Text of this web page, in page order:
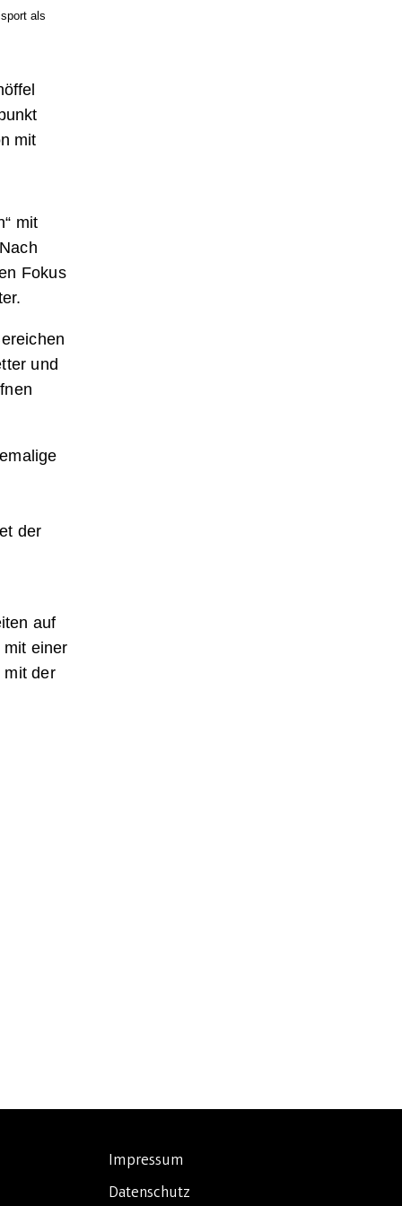
als
mit
mit
Fokus
und
der
auf
einer
mit der
Impressum
Datenschutz